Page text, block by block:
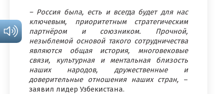
– Россия была, есть и всегда будет для нас
ключевым, приоритетным стратегическим
партнёром и союзником. Прочной,
незыблемой основой такого сотрудничества
являются общая история, многовековые
связи, культурная и ментальная близость
наших народов, дружественные и
доверительные отношения наших стран, –
заявил лидер Узбекистана.